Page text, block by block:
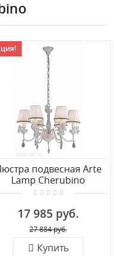
подвесная Arte
Lamp Сherubino
A5656LM-6WG
17 985 руб.
27 884 руб.
Купить